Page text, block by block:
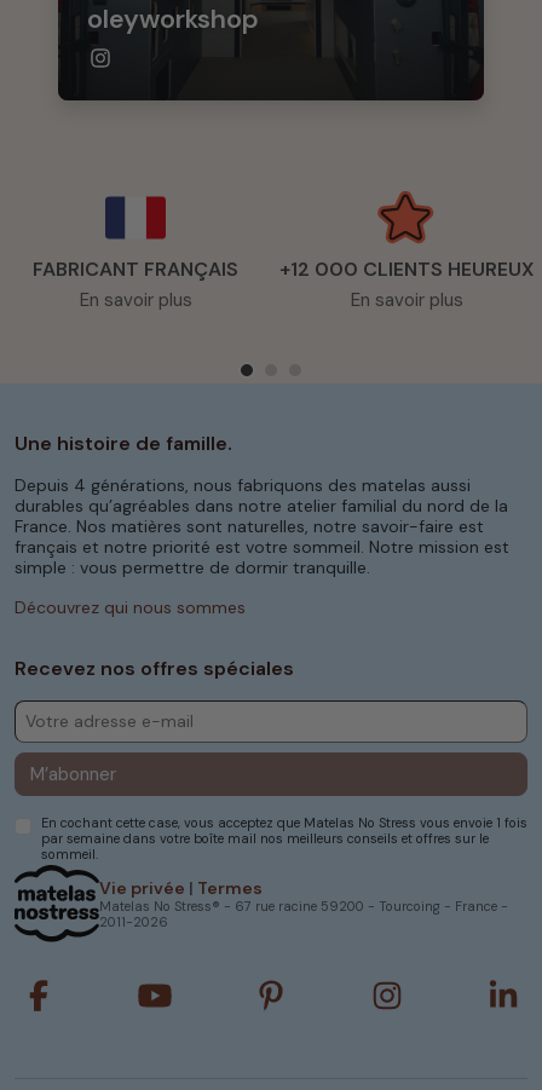
oleyworkshop
FABRICANT FRANÇAIS
En savoir plus
+12 000 CLIENTS HEUREUX
En savoir plus
Vie privée | Termes
Matelas No Stress® - 67 rue racine 59200 - Tourcoing - France -
2011-2026
Une histoire de famille.
Depuis 4 générations, nous fabriquons des matelas aussi
durables qu’agréables dans notre atelier familial du nord de la
France. Nos matières sont naturelles, notre savoir-faire est
français et notre priorité est votre sommeil. Notre mission est
simple : vous permettre de dormir tranquille.
Découvrez qui nous sommes
Recevez nos offres spéciales
M’abonner
En cochant cette case, vous acceptez que Matelas No Stress vous envoie 1 fois
par semaine dans votre boîte mail nos meilleurs conseils et offres sur le
sommeil.